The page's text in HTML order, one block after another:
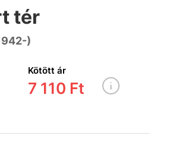
tér
)
Kötött ár
7 110 Ft